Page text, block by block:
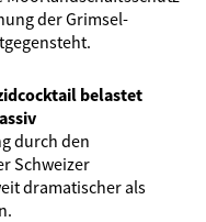
der Grimsel-
belastet
durch den
Schweizer
dramatischer als